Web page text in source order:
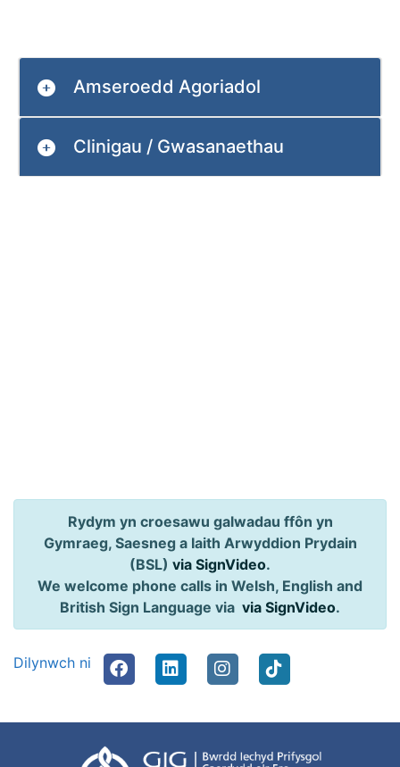
Amseroedd Agoriadol
Clinigau / Gwasanaethau
Rydym yn croesawu galwadau ffôn yn
Gymraeg, Saesneg a Iaith Arwyddion Prydain
(BSL) via SignVideo.
We welcome phone calls in Welsh, English and
British Sign Language via via SignVideo.
Dilynwch ni